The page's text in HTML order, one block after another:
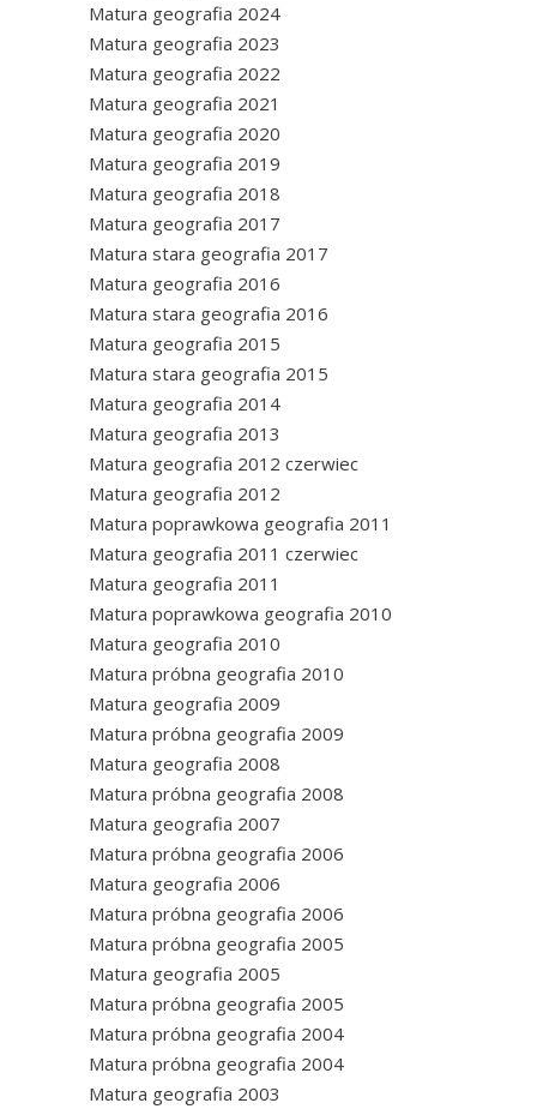
Matura geografia 2024
Matura geografia 2023
Matura geografia 2022
Matura geografia 2021
Matura geografia 2020
Matura geografia 2019
Matura geografia 2018
Matura geografia 2017
Matura stara geografia 2017
Matura geografia 2016
Matura stara geografia 2016
Matura geografia 2015
Matura stara geografia 2015
Matura geografia 2014
Matura geografia 2013
Matura geografia 2012 czerwiec
Matura geografia 2012
Matura poprawkowa geografia 2011
Matura geografia 2011 czerwiec
Matura geografia 2011
Matura poprawkowa geografia 2010
Matura geografia 2010
Matura próbna geografia 2010
Matura geografia 2009
Matura próbna geografia 2009
Matura geografia 2008
Matura próbna geografia 2008
Matura geografia 2007
Matura próbna geografia 2006
Matura geografia 2006
Matura próbna geografia 2006
Matura próbna geografia 2005
Matura geografia 2005
Matura próbna geografia 2005
Matura próbna geografia 2004
Matura próbna geografia 2004
Matura geografia 2003